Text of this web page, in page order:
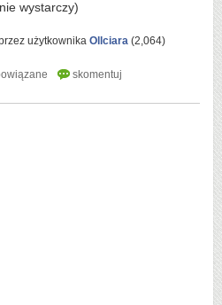
wystarczy)
użytkownika Ollciara (2,064)